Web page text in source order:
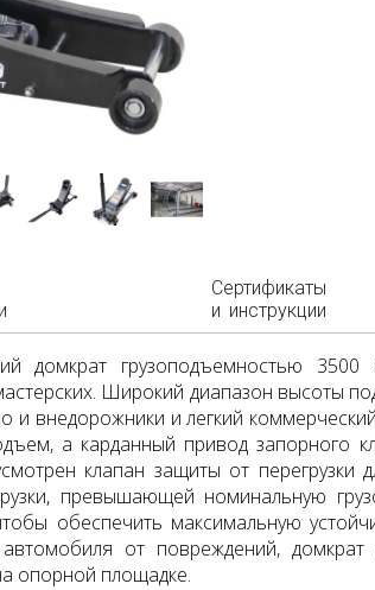
Сертификаты
и инструкции
домкрат грузоподъемностью 3500
Широкий диапазон высоты
и внедорожники и легкий
а карданный привод запорного
клапан защиты от перегрузки
превышающей номинальную
обеспечить максимальную
от повреждений,
опорной площадке.